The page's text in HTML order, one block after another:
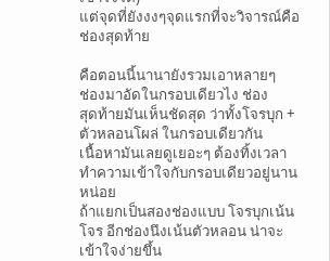
แต่จุดที่ยังงงๆจุดแรกที่จะวิจารณ์คือ
ช่องสุดท้าย
คือตอนนี้นานายังรวมเอาหลายๆ
ช่องมาอัดในกรอบเดียวไง ช่อง
สุดท้ายมันเห็นชัดสุด ว่าทั้งโจรบุก +
ตัวหลอนโผล่ ในกรอบเดียวกัน
เนื้อหามันเลยดูเยอะๆ ต้องทิ้งเวลา
ทำความเข้าใจกับกรอบเดียวอยู่นาน
หน่อย
ถ้าแยกเป็นสองช่องแบบ โจรบุกเน้น
โจร อีกช่องนึงเน้นตัวหลอน น่าจะ
เข้าใจง่ายขึ้น